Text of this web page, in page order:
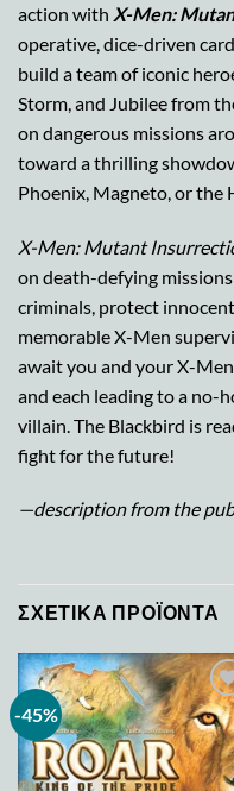
action with X-Men:
operative, dice-driven
build a team of iconic
Storm, and Jubilee from
on dangerous missions
toward a thrilling
Phoenix, Magneto, or the
X-Men: Mutant
on death-defying
criminals, protect
memorable X-Men
await you and your X-
and each leading to a no-
villain. The Blackbird is
fight for the future!
—description from the
ΣΧΕΤΙΚΆ ΠΡΟΪΌΝΤΑ
-45%
Add